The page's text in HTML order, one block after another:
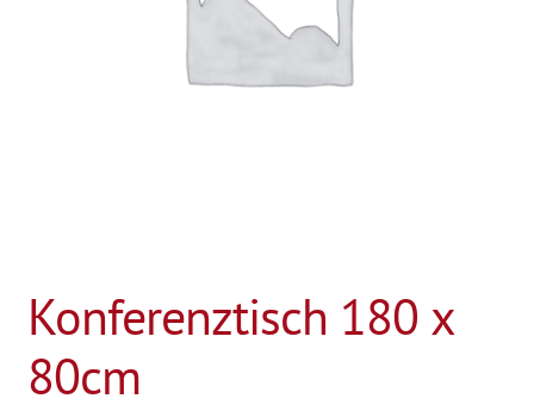
Geschäftsbedingungen
Konferenztisch 180 x
80cm